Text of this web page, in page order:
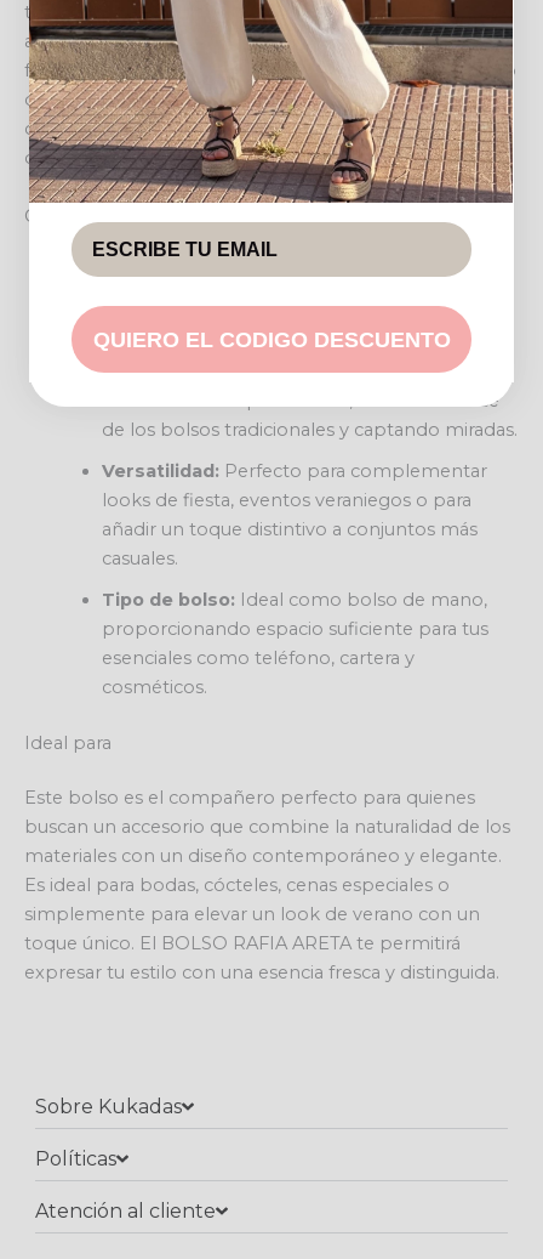
tejida, presenta un distintivo diseño semicircular que
aporta originalidad y sofisticación a tu atuendo. Su
forma ergonómica y su asa integrada lo hacen cómodo
de llevar en la mano, ideal para lucir en cualquier
ocasión especial o como un accesorio chic para el día a
día.
Características destacadas
Material natural:Elaborado con rafia de alta
calidad, ofreciendo una textura única y un aire
bohemio-chic.
Diseño exclusivo:Su silueta de media luna lo
convierte en un punto focal, diferenciándose
de los bolsos tradicionales y captando miradas.
Versatilidad: Perfecto para complementar
looks de fiesta, eventos veraniegos o para
añadir un toque distintivo a conjuntos más
casuales.
Tipo de bolso: Ideal como bolso de mano,
proporcionando espacio suficiente para tus
esenciales como teléfono, cartera y
cosméticos.
Ideal para
Este bolso es el compañero perfecto para quienes
buscan un accesorio que combine la naturalidad de los
materiales con un diseño contemporáneo y elegante.
Es ideal para bodas, cócteles, cenas especiales o
simplemente para elevar un look de verano con un
toque único. El BOLSO RAFIA ARETA te permitirá
expresar tu estilo con una esencia fresca y distinguida.
Sobre Kukadas
Políticas
Atención al cliente​
QUIERO EL CODIGO DESCUENTO